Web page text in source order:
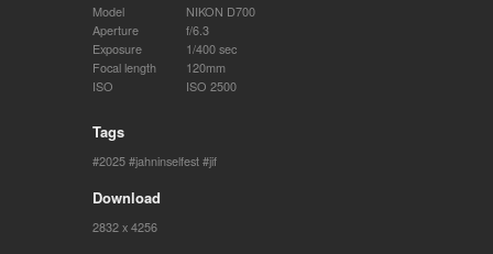
Model
NIKON D700
Aperture
f/6.3
Exposure
1/400 sec
Focal length
120mm
ISO
ISO 2500
Tags
2025 jahninselfest jif
Download
2832 x 4256